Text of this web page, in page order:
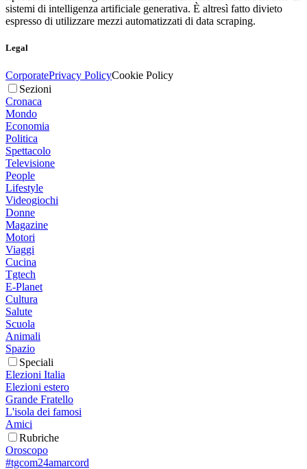
sistemi di intelligenza artificiale generativa. È altresì fatto divieto
espresso di utilizzare mezzi automatizzati di data scraping.
Legal
CorporatePrivacy PolicyCookie Policy
Sezioni
Cronaca
Mondo
Economia
Politica
Spettacolo
Televisione
People
Lifestyle
Videogiochi
Donne
Magazine
Motori
Viaggi
Cucina
Tgtech
E-Planet
Cultura
Salute
Scuola
Animali
Spazio
Speciali
Elezioni Italia
Elezioni estero
Grande Fratello
L'isola dei famosi
Amici
Rubriche
Oroscopo
#tgcom24amarcord